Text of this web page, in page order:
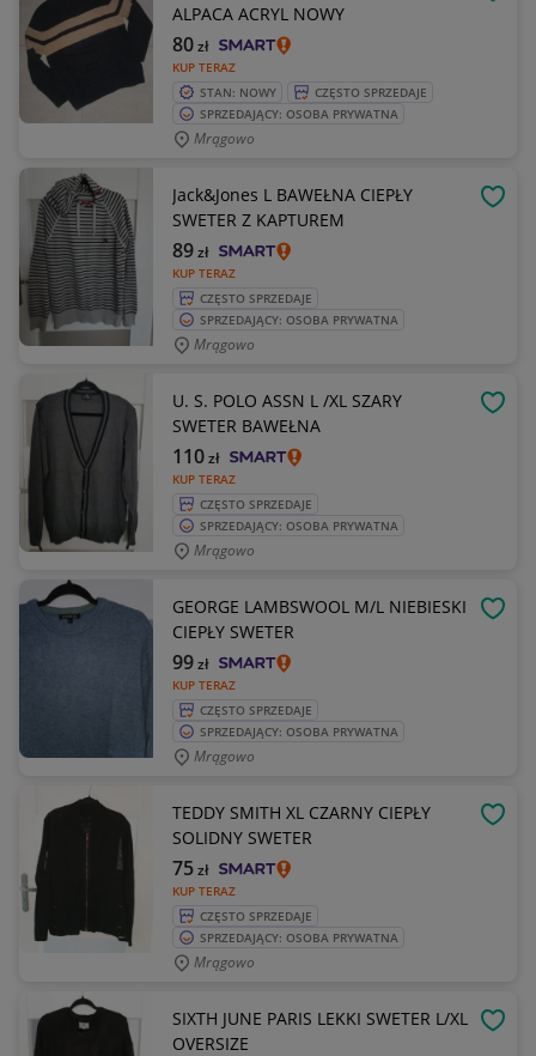
ALPACA ACRYL NOWY
KUP TERAZ
80zł
STAN: NOWY
CZĘSTO SPRZEDAJE
SPRZEDAJĄCY: OSOBA PRYWATNA
Mrągowo
Jack&Jones L BAWEŁNA CIEPŁY
SWETER Z KAPTUREM
KUP TERAZ
89zł
CZĘSTO SPRZEDAJE
SPRZEDAJĄCY: OSOBA PRYWATNA
Mrągowo
U. S. POLO ASSN L /XL SZARY
SWETER BAWEŁNA
KUP TERAZ
110zł
CZĘSTO SPRZEDAJE
SPRZEDAJĄCY: OSOBA PRYWATNA
Mrągowo
GEORGE LAMBSWOOL M/L NIEBIESKI
CIEPŁY SWETER
KUP TERAZ
99zł
CZĘSTO SPRZEDAJE
SPRZEDAJĄCY: OSOBA PRYWATNA
Mrągowo
TEDDY SMITH XL CZARNY CIEPŁY
SOLIDNY SWETER
KUP TERAZ
75zł
CZĘSTO SPRZEDAJE
SPRZEDAJĄCY: OSOBA PRYWATNA
Mrągowo
SIXTH JUNE PARIS LEKKI SWETER L/XL
OVERSIZE